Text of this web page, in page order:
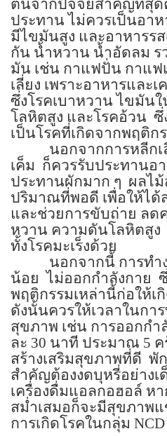
ต้นจากปัจจัยสำคัญที่สุด
ประทาน ไม่ควรเป็นอา
มีไขมันสูง และอาหารร
กัน น้ำหวาน น้ำอัดลม ร
มัน เช่น กาแฟปั่น กาแฟ
เลี่ยง เพราะอาหารและ
ซึ่งโรคเบาหวาน ไขมัน
โลหิตสูง และโรคอ้วน
เป็นโรคที่เกิดจากพฤติก
นอกจากการหลีกเลี่
เค็ม ก็ควรรับประทานอ
ประทานผักมาก ๆ ผลไ
ปริมาณที่พอดี เพื่อให้ได้
และช่วยการขับถ่าย ลด
หวาน ความดันโลหิตสูง
ทั้งโรคมะเร็งด้วย
นอกจากนี้ การทำง
น้อย ไม่ออกกำลังกาย
พฤติกรรมเหล่านี้ก่อให้
ดังนั้นควรให้เวลาในกา
สุขภาพ เช่น การออกกำ
ละ 30 นาที ประมาณ 5
สร้างเสริมสุขภาพที่ดี พั
สำคัญต้องงดบุหรี่อย่าง
เครื่องดื่มแอลกอฮอล์ ห
สม่ำเสมอก็จะมีสุขภาพ
การเกิดโรคในกลุ่ม